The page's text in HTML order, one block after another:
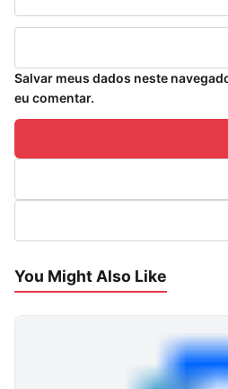
Salvar meus dados neste
eu comentar.
You Might Also Like